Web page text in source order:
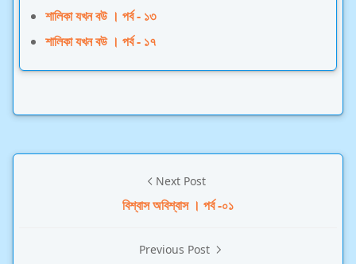
শালিকা যখন বউ । পর্ব - ১৩
শালিকা যখন বউ । পর্ব - ১৭
Next Post
বিশ্বাস অবিশ্বাস । পর্ব -০১
Previous Post